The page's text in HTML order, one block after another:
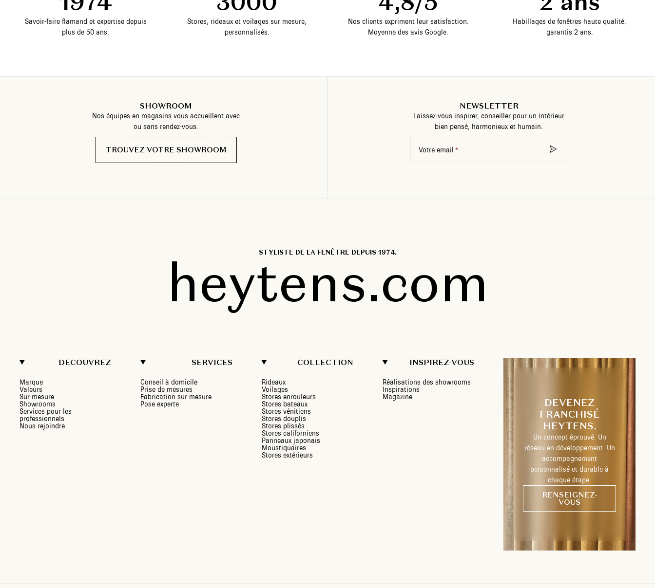
Savoir-faire flamand et expertise depuis
plus de 50 ans.
Stores, rideaux et voilages sur mesure,
personnalisés.
Nos clients expriment leur satisfaction.
Moyenne des avis Google.
Habillages de fenêtres haute qualité,
garantis 2 ans.
SHOWROOM
Nos équipes en magasins vous accueillent avec
ou sans rendez-vous.
TROUVEZ VOTRE SHOWROOM
NEWSLETTER
Laissez-vous inspirer, conseiller pour un intérieur
bien pensé, harmonieux et humain.
Votre email
STYLISTE DE LA FENÊTRE DEPUIS 1974.
heytens.com
DECOUVREZ
Marque
Valeurs
Sur-mesure
Showrooms
Services pour les
professionnels
Nous rejoindre
SERVICES
Conseil à domicile
Prise de mesures
Fabrication sur mesure
Pose experte
COLLECTION
Rideaux
Voilages
Stores enrouleurs
Stores bateaux
Stores vénitiens
Stores douplis
Stores plissés
Stores californiens
Panneaux japonais
Moustiquaires
Stores extérieurs
INSPIREZ-VOUS
Réalisations des showrooms
Inspirations
Magazine
DEVENEZ
FRANCHISÉ
HEYTENS.
Un concept éprouvé. Un
réseau en développement. Un
accompagnement
personnalisé et durable à
chaque étape.
RENSEIGNEZ-
VOUS